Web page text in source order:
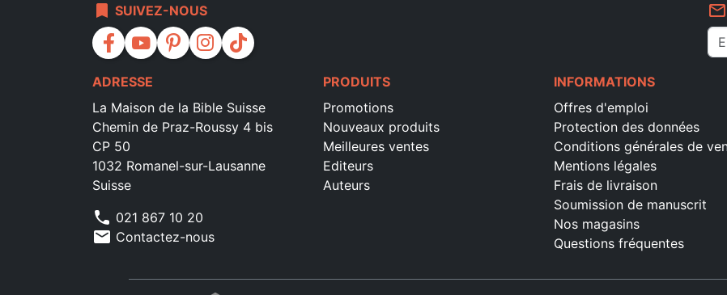
bookmark SUIVEZ-NOUS
facebook youtube pinterest instagram tiktok
mail_outline
ADRESSE
La Maison de la Bible Suisse
Chemin de Praz-Roussy 4 bis
CP 50
1032 Romanel-sur-Lausanne
Suisse
phone 021 867 10 20
mail Contactez-nous
PRODUITS
Promotions
Nouveaux produits
Meilleures ventes
Editeurs
Auteurs
INFORMATIONS
Offres d'emploi
Protection des données
Conditions générales de
Mentions légales
Frais de livraison
Soumission de manuscrit
Nos magasins
Questions fréquentes